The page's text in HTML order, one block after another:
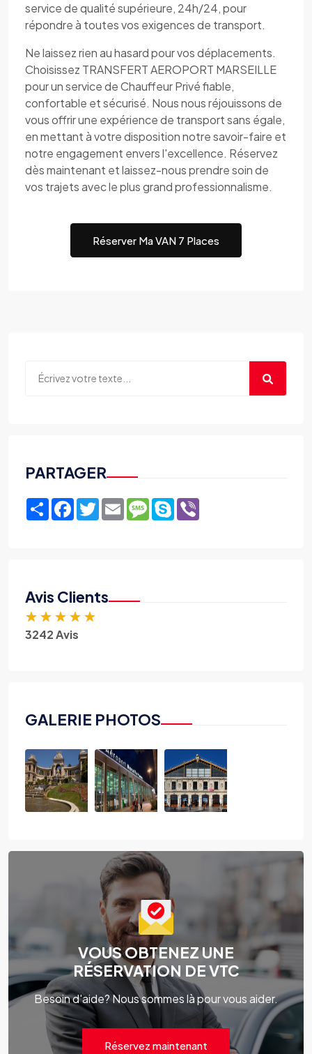
service de qualité supérieure, 24h/24, pour
répondre à toutes vos exigences de transport.
Ne laissez rien au hasard pour vos déplacements.
Choisissez TRANSFERT AEROPORT MARSEILLE
pour un service de Chauffeur Privé fiable,
confortable et sécurisé. Nous nous réjouissons de
vous offrir une expérience de transport sans égale,
en mettant à votre disposition notre savoir-faire et
notre engagement envers l'excellence. Réservez
dès maintenant et laissez-nous prendre soin de
vos trajets avec le plus grand professionnalisme.
Réserver Ma VAN 7 Places
PARTAGER
ShareFacebook
TwitterEmailMessage
Skype
Avis Clients
★ ★ ★ ★ ★
3242 Avis
GALERIE PHOTOS
VOUS OBTENEZ UNE
RÉSERVATION DE VTC
Besoin d'aide? Nous sommes là pour vous aider.
Réservez maintenant